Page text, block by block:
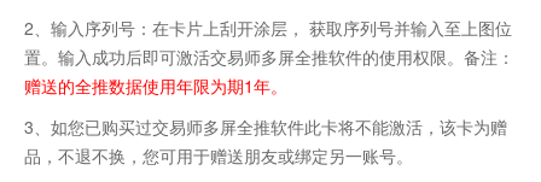
2、输入序列号：在卡片上刮开涂层， 获取序列号并输入至上图位
置。输入成功后即可激活交易师多屏全推软件的使用权限。备注：
赠送的全推数据使用年限为期1年。
3、如您已购买过交易师多屏全推软件此卡将不能激活，该卡为赠
品，不退不换，您可用于赠送朋友或绑定另一账号。